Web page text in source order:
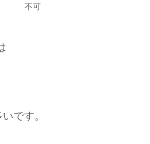
不可
です。